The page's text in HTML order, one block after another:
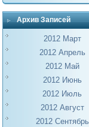
Архив Записей
2012 Март
2012 Апрель
2012 Май
2012 Июнь
2012 Июль
2012 Август
2012 Сентябрь